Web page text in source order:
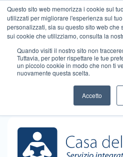
Questo sito web memorizza i cookie sul
utilizzati per migliorare l'esperienza sul
personalizzati, sia su questo sito web che
sui cookie che utilizziamo, consulta la
Quando visiti il ​​nostro sito non
Tuttavia, per poter rispettare le tue
un piccolo cookie in modo che non ti
nuovamente questa scelta.
Accetto